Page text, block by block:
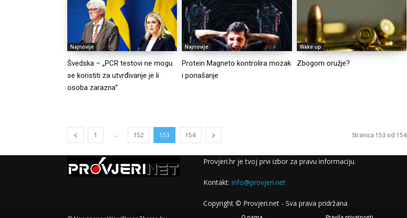
Najnovije
Švedska – „PCR testovi ne mogu
se koristiti za utvrđivanje je li
osoba zarazna”
Najnovije
Protein Magneto kontrolira mozak
i ponašanje
Wake up
Zbogom oružje?
1 ... 152 153 154 Stranica 153 od 154
Provjeri.hr je tvoj prvi izbor za pravu informaciju.
Kontakt: info@provjeri.net
Copyright © Provjeri.net - Sva prava pridržana